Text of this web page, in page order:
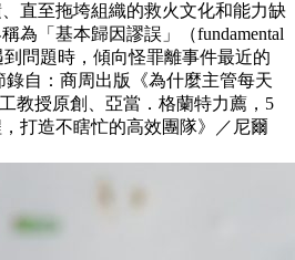
直至拖垮組織的救火文化和能力缺
為「基本歸因謬誤」（fundamental
到問題時，傾向怪罪離事件最近的
錄自：商周出版《為什麼主管每天
教授原創、亞當．格蘭特力薦，5
打造不瞎忙的高效團隊》／尼爾